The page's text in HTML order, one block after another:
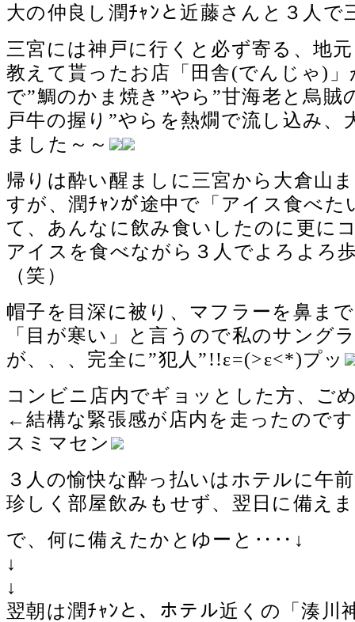
大の仲良し潤ﾁｬﾝと近藤さんと３人
三宮には神戸に行くと必ず寄る、地
教えて貰ったお店「田舎(でんじゃ)
で”鯛のかま焼き”やら”甘海老と烏賊
戸牛の握り”やらを熱燗で流し込み、
ました～～
帰りは酔い醒ましに三宮から大倉山
すが、潤ﾁｬﾝが途中で「アイス食べ
て、あんなに飲み食いしたのに更に
アイスを食べながら３人でよろよろ
（笑）
帽子を目深に被り、マフラーを鼻ま
「目が寒い」と言うので私のサング
が、、、完全に”犯人”!!ε=(>ε<*)プッ
コンビニ店内でギョッとした方、ご
←結構な緊張感が店内を走ったので
スミマセン
３人の愉快な酔っ払いはホテルに午
珍しく部屋飲みもせず、翌日に備え
で、何に備えたかとゆーと‥‥↓
↓
↓
翌朝は潤ﾁｬﾝと、ホテル近くの「湊川